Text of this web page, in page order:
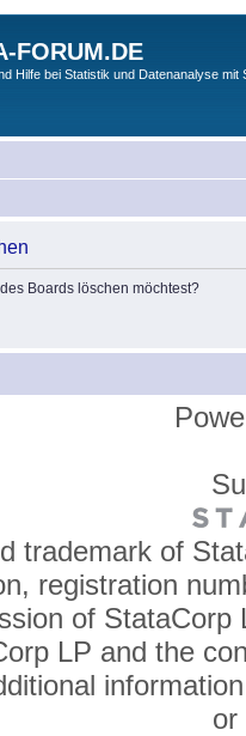
FORUM.DE
Hilfe bei Statistik und Datenanalyse mit
Boards löschen möchtest?
trademark of
registration
of
LP and the
or